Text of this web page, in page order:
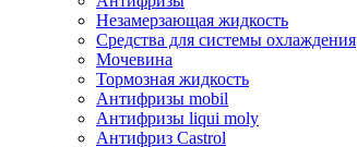
Незамерзающая жидкость
Средства для системы охлаждения
Мочевина
Тормозная жидкость
Антифризы mobil
Антифризы liqui moly
Антифриз Castrol